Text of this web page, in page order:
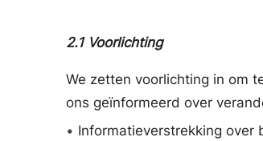
2.1Voorlichting
We zetten voorlichting in om
ons geïnformeerd over
• Informatieverstrekking over